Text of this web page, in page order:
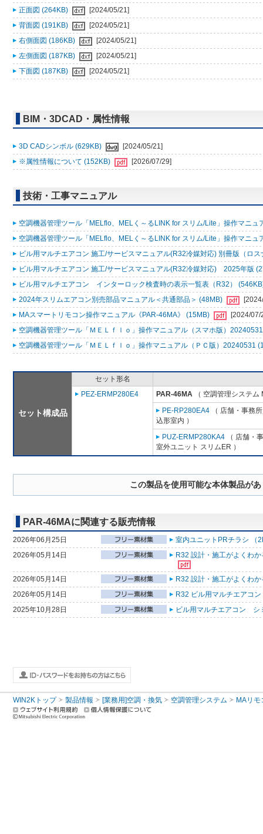
正面図 (264KB)
[2024/05/21]
背面図 (191KB)
[2024/05/21]
右側面図 (186KB)
[2024/05/21]
左側面図 (187KB)
[2024/05/21]
下面図 (187KB)
[2024/05/21]
BIM・3DCAD・属性情報
3D CADシンボル (629KB)
[2024/05/21]
※属性情報について (152KB)
[2026/07/29]
技術・工事マニュアル
空調機器管理ツール「MELflo、MELく～るLINK for スリム/Lite」操作マニュ
空調機器管理ツール「MELflo、MELく～るLINK for スリム/Lite」操作マニュ
ビル用マルチエアコン 施工/サービスマニュアル(R32冷媒対応) 別冊版（ロ
ビル用マルチエアコン 施工/サービスマニュアル(R32冷媒対応) 2025年版
ビル用マルチエアコン インターロック検査時の表示一覧表（R32）
2024年スリムエアコン別売部品マニュアル＜共通部品＞ (48MB)
MAスマートリモコン操作マニュアル《PAR-46MA》 (15MB)
[2024/07/
空調機器管理ツール「ＭＥＬｆｌｏ」操作マニュアル（スマホ版）
空調機器管理ツール「ＭＥＬｆｌｏ」操作マニュアル（ＰＣ版）20240531
セット構成品
セット形名
PEZ-ERMP280E4
PAR-46MA （ 空調管理システム
PE-RP280EA4 （ 店舗・事務
込形室内 ）
PUZ-ERMP280KA4 （ 店舗・
室外ユニット スリムER ）
この製品を使用可能な本体製品が
PAR-46MAに関連する販売情報
2026年06月25日
室内ユニットPRチラシ （
2026年05月14日
R32 設計・施工がよくわ
2026年05月14日
R32 設計・施工がよくわ
2026年05月14日
R32 ビル用マルチエアコ
2025年10月28日
ビル用マルチエアコン シ
WIN2Kトップ 製品情報 [業務用]空調・換気 空調管理システム MAリモ